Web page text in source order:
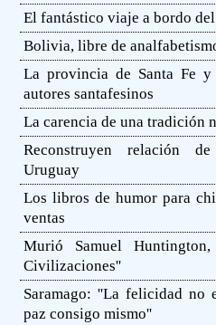
El fantástico viaje a bordo
Bolivia, libre de
La provincia de Santa Fe
autores santafesinos
La carencia de una tradición
Reconstruyen relación
Uruguay
Los libros de humor para
ventas
Murió Samuel
Civilizaciones''
Saramago: ''La felicidad no
paz consigo mismo''